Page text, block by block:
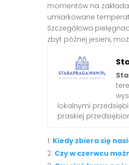
momentów na
umiarkowane
Szczegółowa
zbyt późnej jesieni,
lokalnymi
praskiej
Kiedy zbiera się
Czy w czerwcu